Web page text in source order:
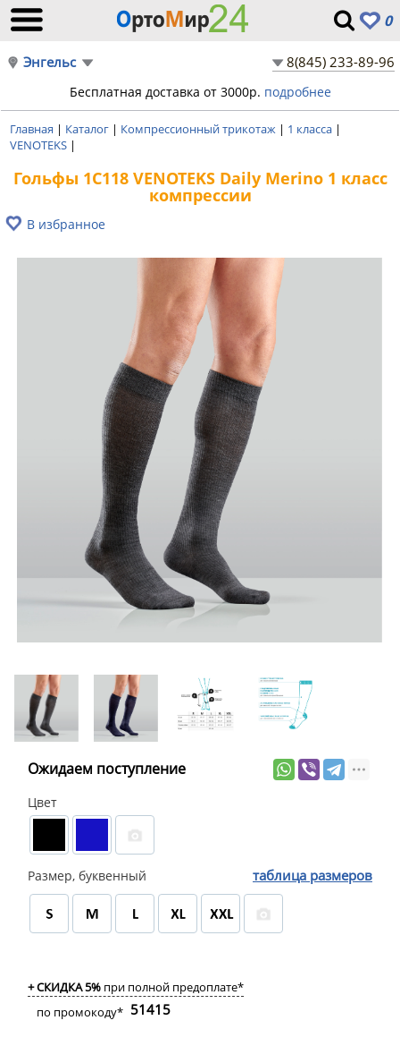
0
Энгельс 8(845) 233-89-96
Бесплатная доставка от 3000р. подробнее
Главная | Каталог | Компрессионный трикотаж | 1 класса |
VENOTEKS |
Гольфы 1C118 VENOTEKS Daily Merino 1 класс
компрессии
В избранное
Ожидаем поступление
Цвет
Размер, буквенный таблица размеров
+ СКИДКА 5% при полной предоплате*
по промокоду* 51415